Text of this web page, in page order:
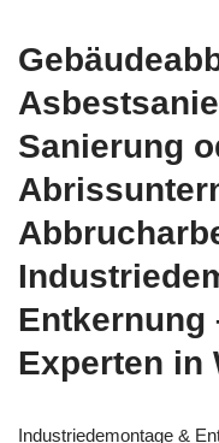
Sanierung
Entkernung
Experten in
Industriedemontage &